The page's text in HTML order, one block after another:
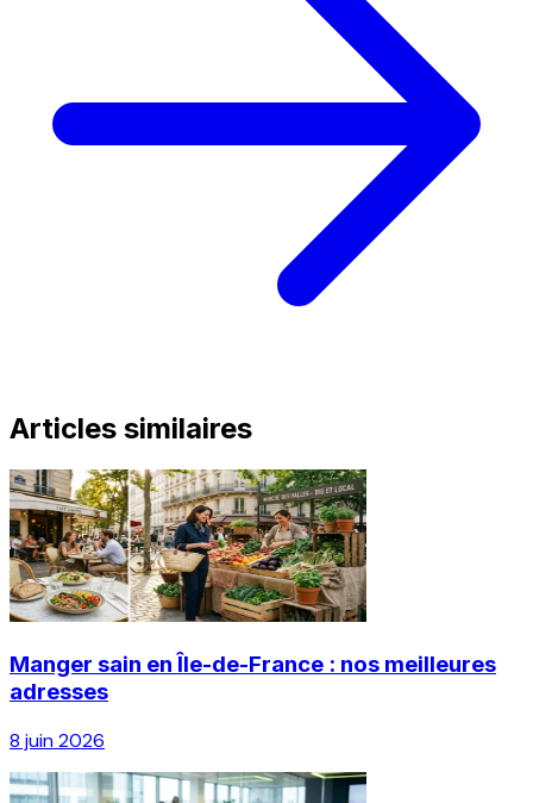
Articles similaires
Manger sain en Île-de-France : nos meilleures
adresses
8 juin 2026